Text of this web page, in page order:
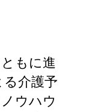
もに進
介護予
ウハウ